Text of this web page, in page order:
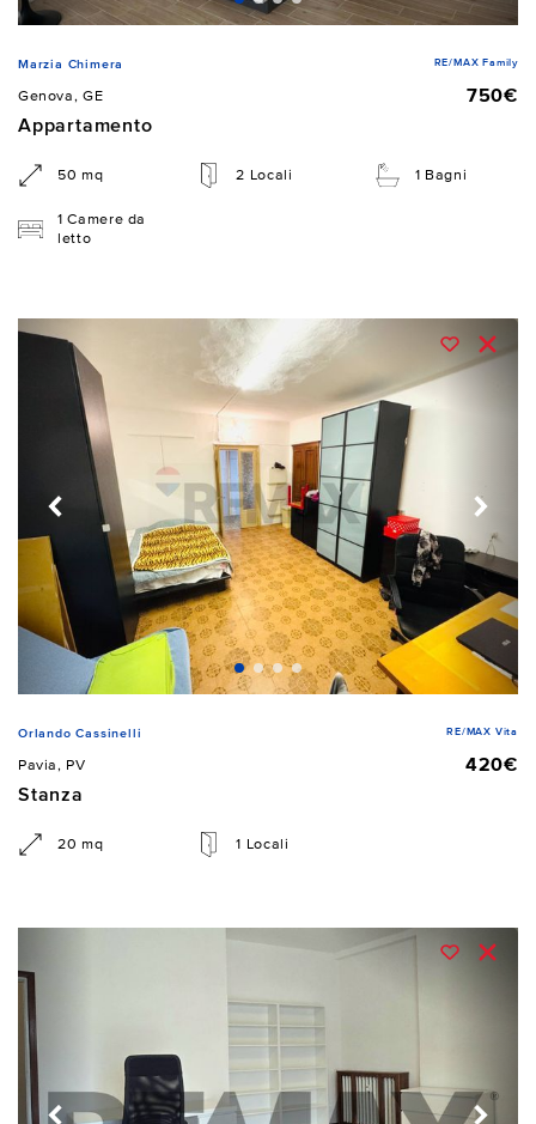
Marzia Chimera RE/MAX Family
Genova, GE
750€
Appartamento
50 mq 2 Locali 1 Bagni
1 Camere da
letto
Orlando Cassinelli RE/MAX Vita
Pavia, PV
420€
Stanza
20 mq 1 Locali